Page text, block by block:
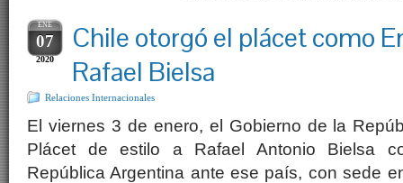
ENE
07
2020
Chile otorgó el plácet como
Rafael Bielsa
Relaciones Internacionales
El viernes 3 de enero, el Gobierno de la
Plácet de estilo a Rafael Antonio Bielsa
República Argentina ante ese país, con sede